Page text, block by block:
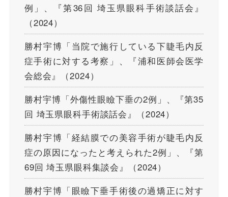
例」、『第36回 埼玉県眼科手術談話会』
（2024）
勝村宇博「当院で施行している下睫毛内反
症手術に対する考察」、『浦和医師会医学
会総会』（2024）
勝村宇博「外傷性眼瞼下垂の2例」、『第35
回 埼玉県眼科手術談話会』（2024）
勝村宇博「経結膜での美容手術が睫毛内反
症の原因になったと考えられた2例」、『第
69回 埼玉県眼科集談会』（2024）
勝村宇博「眼瞼下垂手術後の過矯正に対す